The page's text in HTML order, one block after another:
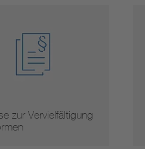
zur Vervielfältigung